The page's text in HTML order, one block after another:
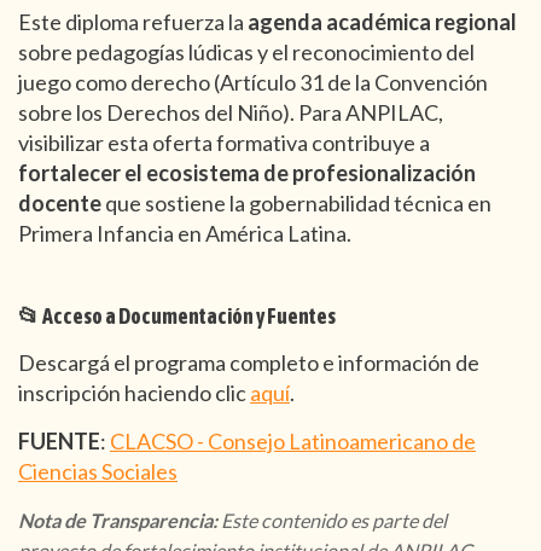
Este diploma refuerza la agenda académica regional
sobre pedagogías lúdicas y el reconocimiento del
juego como derecho (Artículo 31 de la Convención
sobre los Derechos del Niño). Para ANPILAC,
visibilizar esta oferta formativa contribuye a
fortalecer el ecosistema de profesionalización
docenteque sostiene la gobernabilidad técnica en
Primera Infancia en América Latina.
📂 Acceso a Documentación y Fuentes
Descargá el programa completo e información de
inscripción haciendo clicaquí.
FUENTE: CLACSO - Consejo Latinoamericano de
Ciencias Sociales
Nota de Transparencia:Este contenido es parte del